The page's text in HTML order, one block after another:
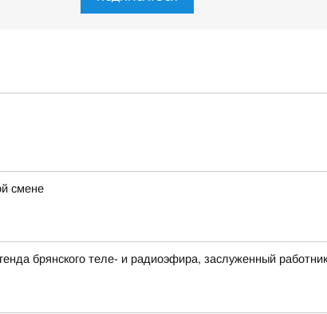
смене
брянского теле- и радиоэфира, заслуженный